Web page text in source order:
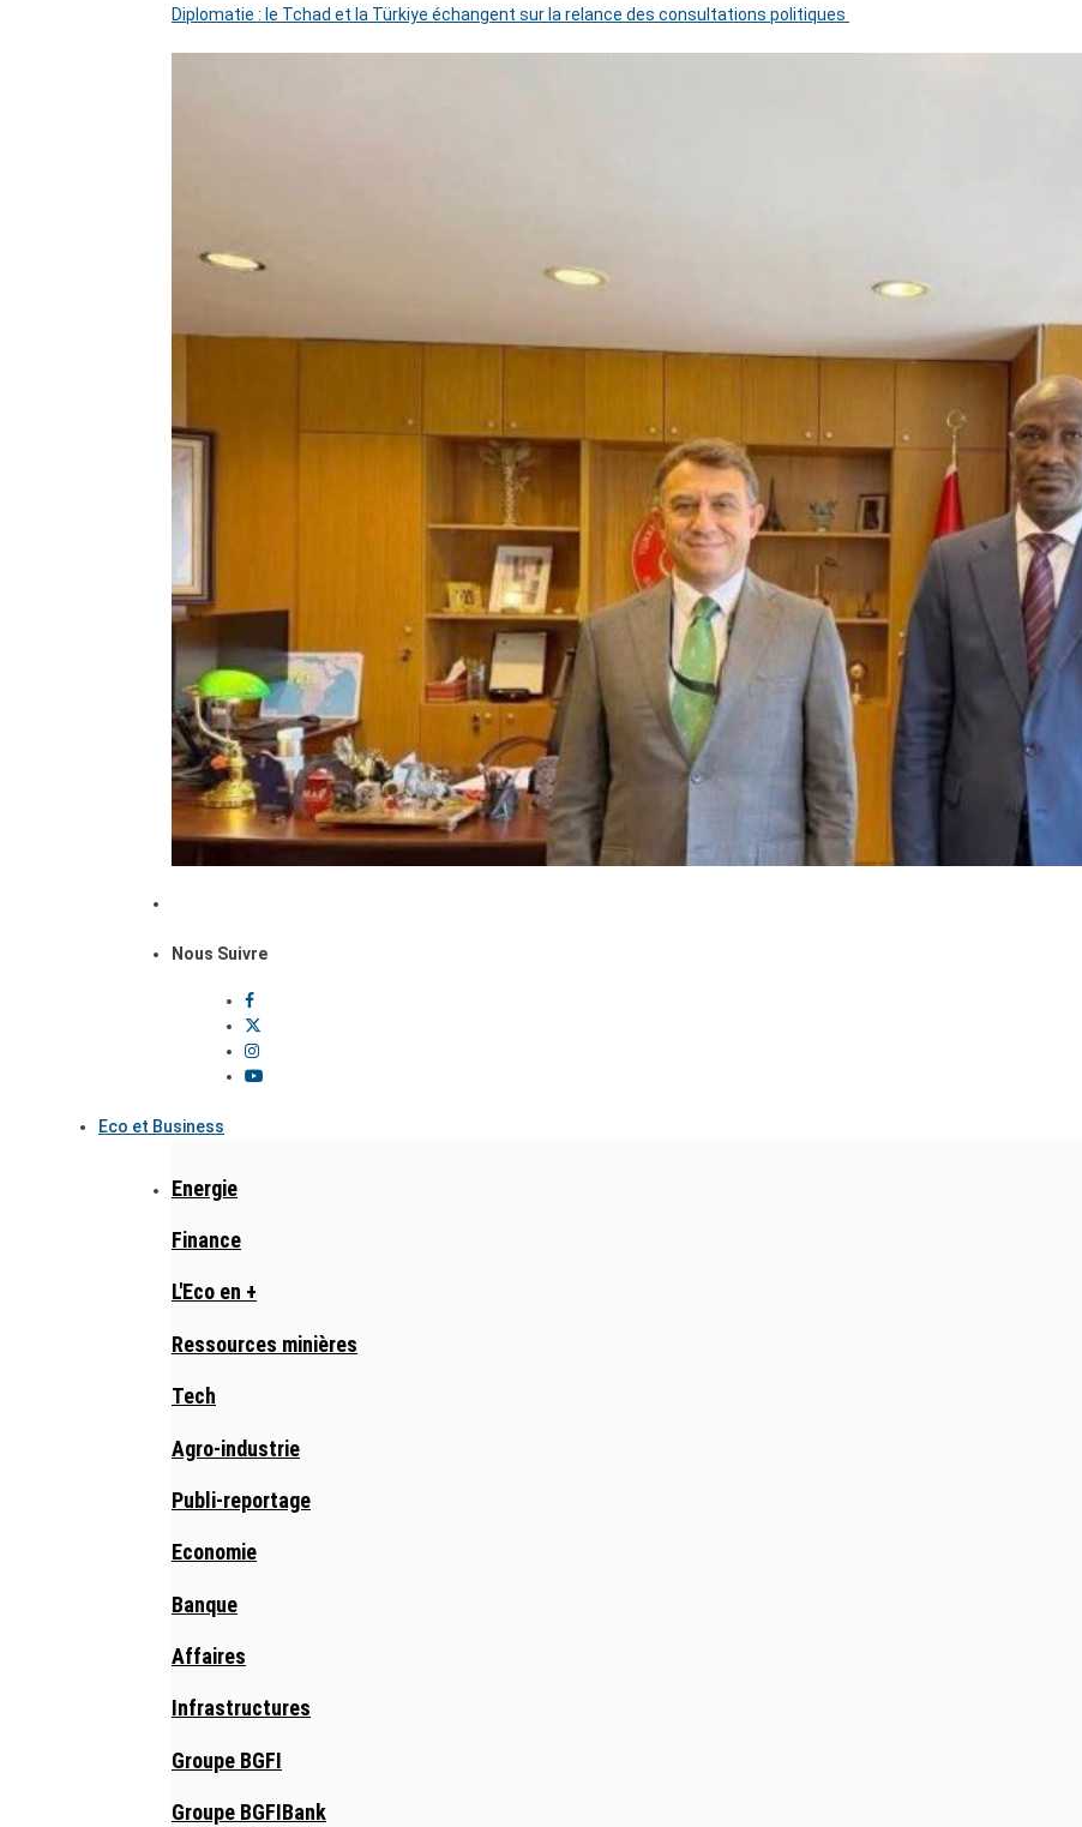
Diplomatie : le Tchad et la Türkiye échangent sur la relance des consultations politiques
Nous Suivre
Eco et Business
Energie
Finance
L'Eco en +
Ressources minières
Tech
Agro-industrie
Publi-reportage
Economie
Banque
Affaires
Infrastructures
Groupe BGFI
Groupe BGFIBank